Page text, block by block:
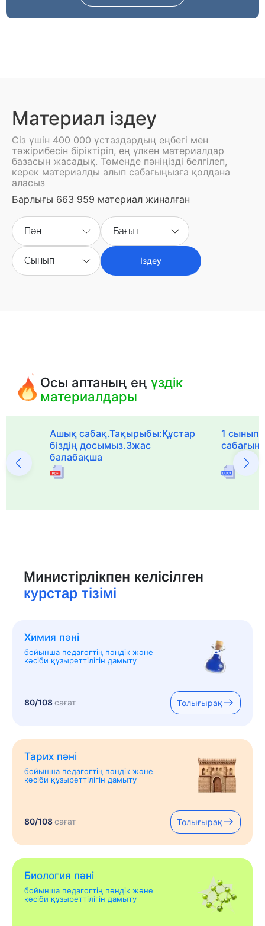
Материал іздеу
Сіз үшін 400 000 ұстаздардың еңбегі мен
тәжірибесін біріктіріп, ең үлкен материалдар
базасын жасадық. Төменде пәніңізді белгілеп,
керек материалды алып сабағыңызға қолдана
аласыз
Барлығы 663 959 материал жиналған
Пән Бағыт
Сынып Іздеу
Осы аптаның еңүздік
материалдары
Ашық сабақ.Тақырыбы:Құстар
біздің досымыз.3жас
балабақша
1
Министірлікпен келісілген
курстар тізімі
Химия пәні
бойынша педагогтің пәндік және
кәсіби құзыреттілігін дамыту
80/108сағат Толығырақ
Тарих пәні
бойынша педагогтің пәндік және
кәсіби құзыреттілігін дамыту
80/108сағат Толығырақ
Биология пәні
бойынша педагогтің пәндік және
кәсіби құзыреттілігін дамыту